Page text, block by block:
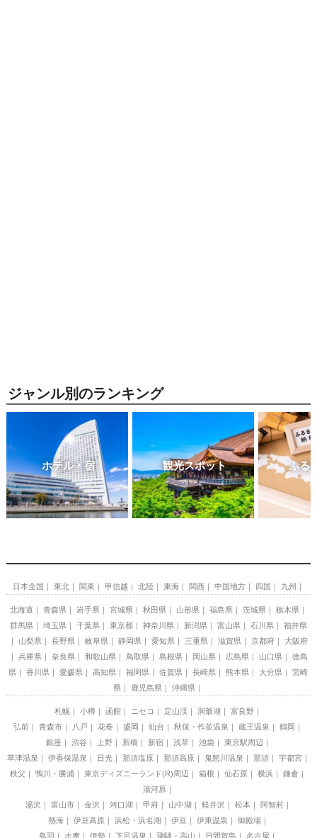
ジャンル別のランキング
ホテル・宿 観光スポット ふる
日本全国 東北 関東 甲信越 北陸 東海 関西 中国地方 四国 九州
北海道 青森県 岩手県 宮城県 秋田県 山形県 福島県 茨城県
栃木県
群馬県
埼玉県 千葉県 東京都 神奈川県 新潟県 富山県 石川県
福井県
山梨県
長野県 岐阜県 静岡県 愛知県 三重県 滋賀県 京都府
大阪府
兵庫県
奈良県 和歌山県 鳥取県 島根県 岡山県 広島県 山口県
徳島
県
香川県 愛媛県 高知県 福岡県 佐賀県 長崎県 熊本県 大分県
宮崎
県
鹿児島県 沖縄県
札幌 小樽 函館 ニセコ 定山渓 洞爺湖
富良野
弘前
青森市 八戸 花巻 盛岡 仙台 秋保・作並温泉 蔵王温泉
鶴岡
銀座
渋谷 上野 新橋 新宿 浅草 池袋
東京駅周辺
草津温泉
伊香保温泉 日光 那須塩原 那須高原 鬼怒川温泉 那須
宇都宮
秩父
鴨川・勝浦 東京ディズニーランド(R)周辺 箱根 仙石原 横浜
鎌倉
湯河原
湯沢
富山市 金沢 河口湖 甲府 山中湖 軽井沢 松本
阿智村
熱海
伊豆高原 浜松・浜名湖 伊豆 伊東温泉
御殿場
鳥羽
志摩 伊勢 下呂温泉 飛騨・高山 日間賀島 名古屋